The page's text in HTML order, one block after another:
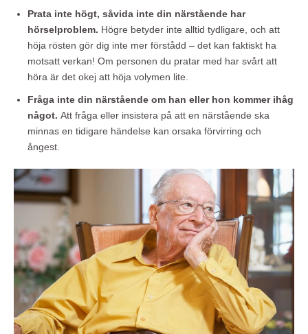
Prata inte högt, såvida inte din närstående har
hörselproblem. Högre betyder inte alltid tydligare, och att
höja rösten gör dig inte mer förstådd – det kan faktiskt ha
motsatt verkan! Om personen du pratar med har svårt att
höra är det okej att höja volymen lite.
Fråga inte din närstående om han eller hon kommer ihåg
något. Att fråga eller insistera på att en närstående ska
minnas en tidigare händelse kan orsaka förvirring och
ångest.